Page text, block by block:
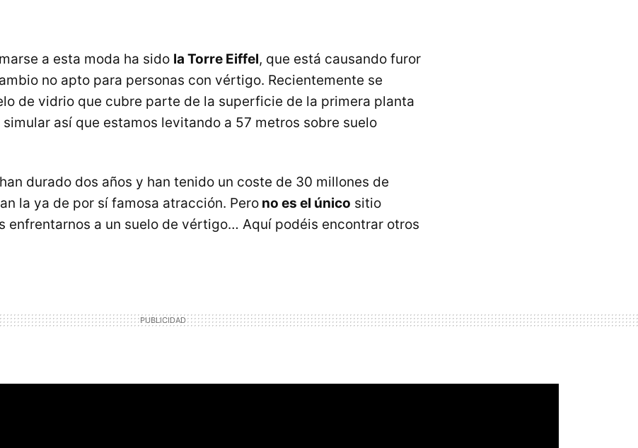
a esta moda ha sido la Torre Eiffel, que está causando furor
no apto para personas con vértigo. Recientemente se
de vidrio que cubre parte de la superficie de la primera planta
así que estamos levitando a 57 metros sobre suelo
durado dos años y han tenido un coste de 30 millones de
la ya de por sí famosa atracción. Pero no es el único sitio
enfrentarnos a un suelo de vértigo… Aquí podéis encontrar otros